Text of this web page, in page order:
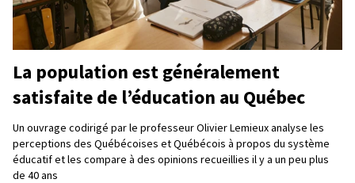
La population est généralement
satisfaite de l’éducation au Québec
Un ouvrage codirigé par le professeur Olivier Lemieux analyse les
perceptions des Québécoises et Québécois à propos du système
éducatif et les compare à des opinions recueillies il y a un peu plus
de 40 ans